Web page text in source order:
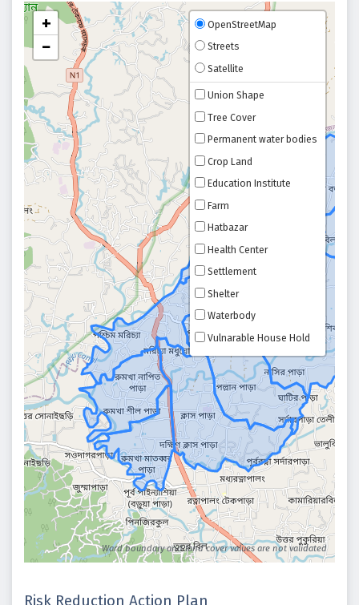
Ward boundary and land cover values are not validated
+
−
OpenStreetMap
Streets
Satellite
Union Shape
Tree Cover
Permanent water bodies
Crop Land
Education Institute
Farm
Hatbazar
Health Center
Settlement
Shelter
Waterbody
Vulnarable House Hold
Risk Reduction Action Plan